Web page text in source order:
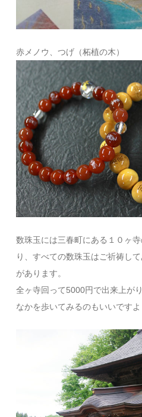
赤メノウ、つげ（柘植の木）
数珠玉には三春町にある１０ヶ
り、すべての数珠玉はご祈祷し
があります。
全ヶ寺回って5000円で出来上が
なかを歩いてみるのもいいですよ